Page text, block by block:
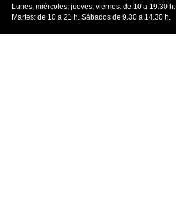
Lunes, miércoles, jueves, viernes: de 10 a 19.30 h.
Martes: de 10 a 21 h. Sábados de 9.30 a 14.30 h.